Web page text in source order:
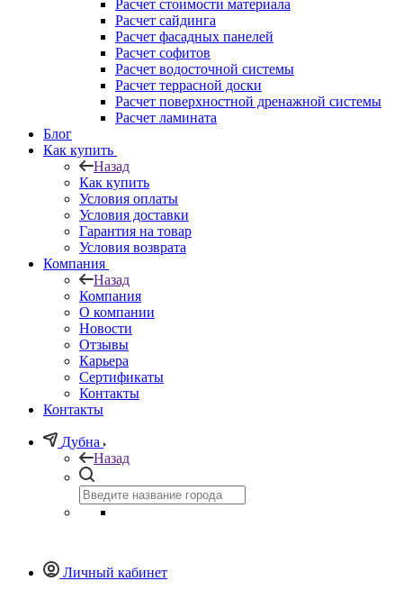
Расчет стоимости материала
Расчет сайдинга
Расчет фасадных панелей
Расчет софитов
Расчет водосточной системы
Расчет террасной доски
Расчет поверхностной дренажной системы
Расчет ламината
Блог
Как купить
Назад
Как купить
Условия оплаты
Условия доставки
Гарантия на товар
Условия возврата
Компания
Назад
Компания
О компании
Новости
Отзывы
Карьера
Сертификаты
Контакты
Контакты
Дубна
Назад
Личный кабинет